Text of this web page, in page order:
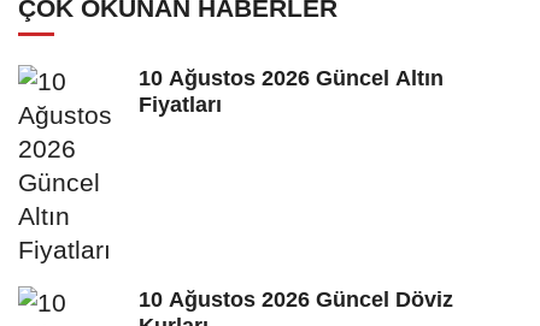
ÇOK OKUNAN HABERLER
10 Ağustos 2026 Güncel Altın
Fiyatları
10 Ağustos 2026 Güncel Döviz